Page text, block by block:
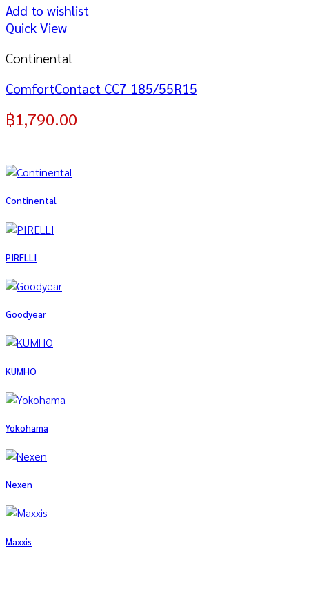
Add to wishlist
Quick View
Continental
ComfortContact CC7 185/55R15
฿1,790.00
Continental
PIRELLI
Goodyear
KUMHO
Yokohama
Nexen
Maxxis